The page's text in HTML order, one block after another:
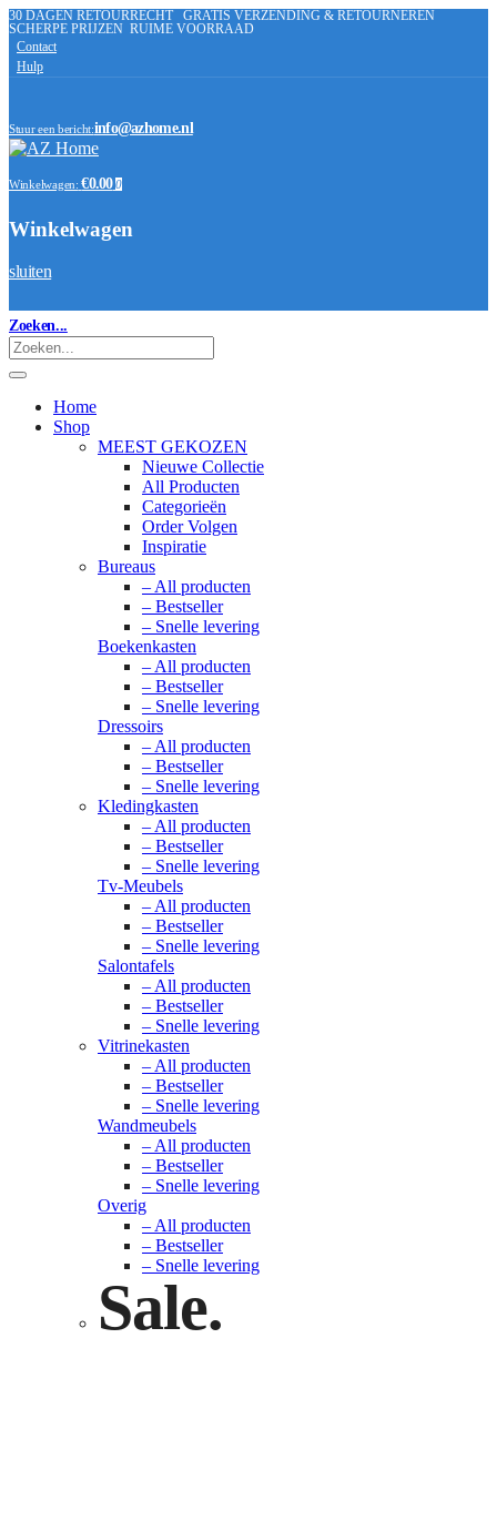
30 DAGEN RETOURRECHT GRATIS VERZENDING & RETOURNEREN
SCHERPE PRIJZEN RUIME VOORRAAD
Contact
Hulp
Stuur een bericht:info@azhome.nl
Winkelwagen: €0.00 0
Winkelwagen
sluiten
Zoeken...
Home
Shop
MEEST GEKOZEN
Nieuwe Collectie
All Producten
Categorieën
Order Volgen
Inspiratie
Bureaus
– All producten
– Bestseller
– Snelle levering
Boekenkasten
– All producten
– Bestseller
– Snelle levering
Dressoirs
– All producten
– Bestseller
– Snelle levering
Kledingkasten
– All producten
– Bestseller
– Snelle levering
Tv-Meubels
– All producten
– Bestseller
– Snelle levering
Salontafels
– All producten
– Bestseller
– Snelle levering
Vitrinekasten
– All producten
– Bestseller
– Snelle levering
Wandmeubels
– All producten
– Bestseller
– Snelle levering
Overig
– All producten
– Bestseller
– Snelle levering
Sale.